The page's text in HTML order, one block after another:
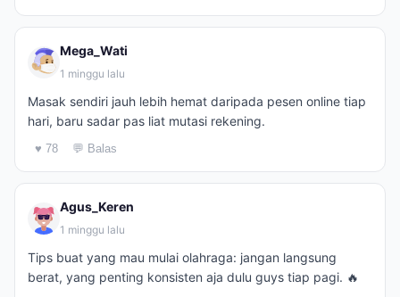
Mega_Wati
1 minggu lalu
Masak sendiri jauh lebih hemat daripada pesen online tiap
hari, baru sadar pas liat mutasi rekening.
♥ 78 💬 Balas
Agus_Keren
1 minggu lalu
Tips buat yang mau mulai olahraga: jangan langsung
berat, yang penting konsisten aja dulu guys tiap pagi. 🔥